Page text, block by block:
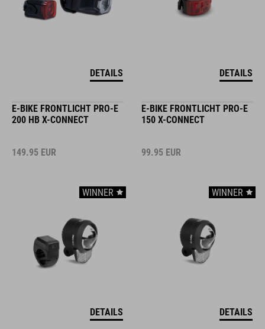
DETAILS DETAILS
E-BIKE FRONTLICHT PRO-E
200 HB X-CONNECT
149.95 EUR
WINNER
DETAILS
E-BIKE FRONTLICHT PRO-E
150 X-CONNECT
99.95 EUR
WINNER
DETAILS